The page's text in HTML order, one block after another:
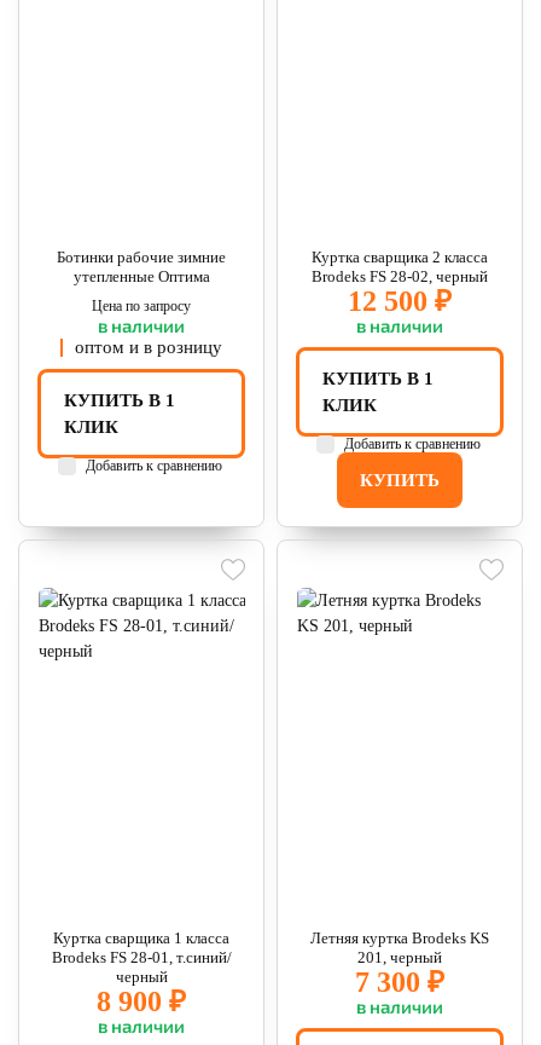
Ботинки рабочие зимние
утепленные Оптима
Цена по запросу
в наличии
оптом и в розницу
КУПИТЬ В 1
КЛИК
Добавить к сравнению
Куртка сварщика 2 класса
Brodeks FS 28-02, черный
12 500 ₽
в наличии
КУПИТЬ
КУПИТЬ В 1
КЛИК
Добавить к сравнению
Куртка сварщика 1 класса
Brodeks FS 28-01, т.синий/
черный
8 900 ₽
в наличии
Летняя куртка Brodeks KS
201, черный
7 300 ₽
в наличии